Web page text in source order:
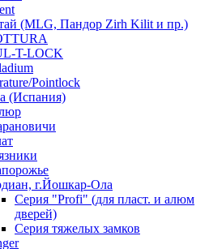
(MLG, Пандор Zirh Kilit и пр.)
T-LOCK
Pointlock
(Испания)
г.Йошкар-Ола
Серия "Profi" (для пласт. и алюм
дверей)
Серия тяжелых замков